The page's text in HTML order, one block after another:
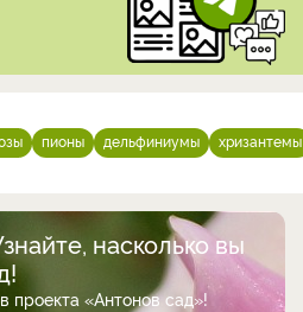
пионы дельфиниумы хризантемы
насколько вы
проекта «Антонов сад»!